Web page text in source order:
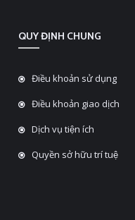
QUY ĐỊNH CHUNG
Điều khoản sử dụng
Điều khoản giao dịch
Dịch vụ tiện ích
Quyền sở hữu trí tuệ